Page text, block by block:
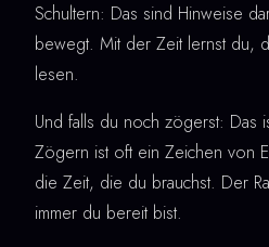
Schultern: Das sind Hinweise
bewegt. Mit der Zeit lernst du,
lesen.
Und falls du noch zögerst: Das
Zögern ist oft ein Zeichen von
die Zeit, die du brauchst. Der
immer du bereit bist.